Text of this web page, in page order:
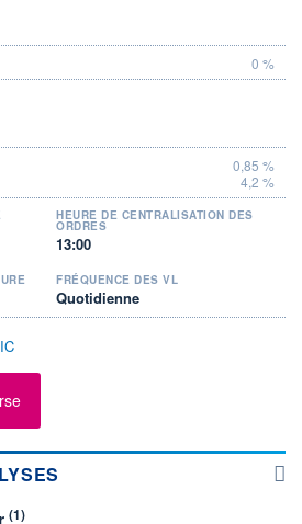
0 %
0,85 %
4,2 %
HEURE DE CENTRALISATION DES
ORDRES
13:00
FRÉQUENCE DES VL
Quotidienne
(1)